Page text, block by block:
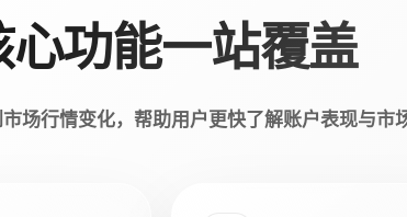
心功能一站覆盖
场行情变化，帮助用户更快了解账户表现与市